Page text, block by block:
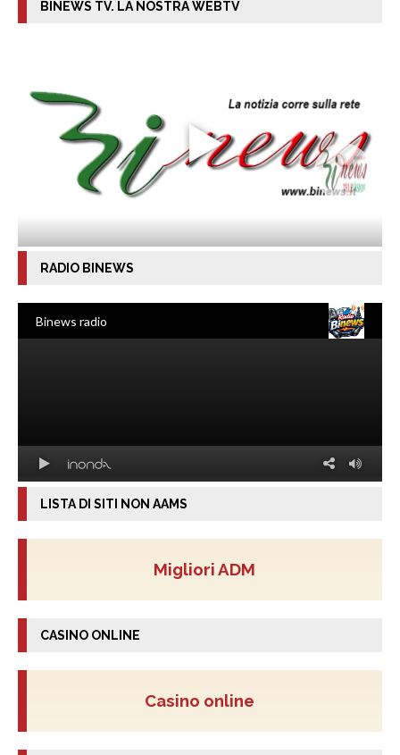
BINEWS TV. LA NOSTRA WEBTV
RADIO BINEWS
LISTA DI SITI NON AAMS
Migliori ADM
CASINO ONLINE
Casino online